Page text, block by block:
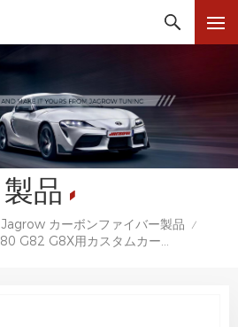
製品
Jagrow カーボンファイバー製品 /